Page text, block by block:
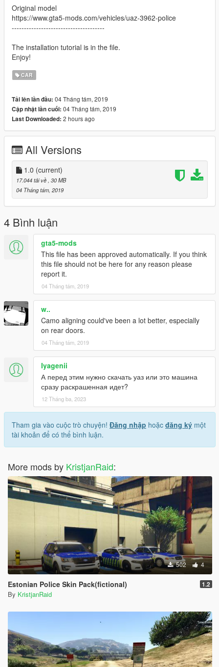
Original model
https://www.gta5-mods.com/vehicles/uaz-3962-police
--------------------------------------
The installation tutorial is in the file.
Enjoy!
CAR
Tải lên lần đầu: 04 Tháng tám, 2019
Cập nhật lần cuối: 04 Tháng tám, 2019
Last Downloaded: 2 hours ago
All Versions
1.0 (current)
17.044 tải về , 30 MB
04 Tháng tám, 2019
4 Bình luận
gta5-mods
This file has been approved automatically. If you think
this file should not be here for any reason please
report it.
04 Tháng tám, 2019
w..
Camo aligning could've been a lot better, especially
on rear doors.
04 Tháng tám, 2019
Iyagenii
А перед этим нужно скачать уаз или это машина
сразу раскрашенная идет?
12 Tháng ba, 2023
Tham gia vào cuộc trò chuyện! Đăng nhập hoặc đăng ký một
tài khoản để có thể bình luận.
More mods by KristjanRaid:
502 4
Estonian Police Skin Pack(fictional) 1.2
By KristjanRaid